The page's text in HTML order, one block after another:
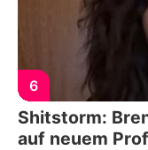
6
Shitstorm:
auf neuem